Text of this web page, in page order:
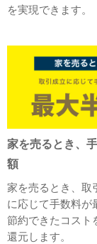
を実現できます。
家を売るとき、
額
家を売るとき、取
に応じて手数料が
節約できたコスト
還元します。